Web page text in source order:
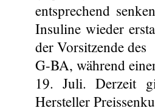
entsprechend
Insuline wieder
der Vorsitzende des
G-BA, während
19. Juli. Derzeit
Hersteller